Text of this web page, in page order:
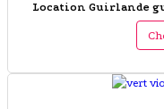
Location Guirlande